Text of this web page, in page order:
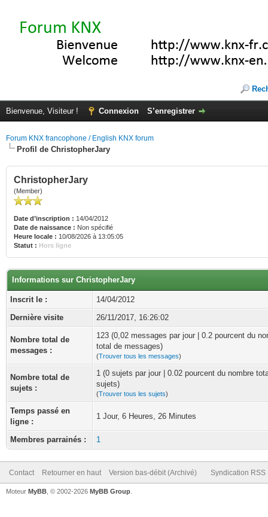
Bienvenue, Visiteur ! Connexion S’enregistrer
Forum KNX francophone / English KNX forum
Profil de ChristopherJary
ChristopherJary
(Member)
Date d’inscription : 14/04/2012
Date de naissance : Non spécifié
Heure locale : 10/08/2026 à 13:05:05
Statut : Hors ligne
Informations sur ChristopherJary
Inscrit le :
14/04/2012
Dernière visite
26/11/2017, 16:26:02
Nombre total de
messages :
123 (0,02 messages par jour | 0.2 pourcent du
total de messages)
(Trouver tous les messages)
Nombre total de
sujets :
1 (0 sujets par jour | 0.02 pourcent du nombre
sujets)
(Trouver tous les sujets)
Temps passé en
ligne :
1 Jour, 6 Heures, 26 Minutes
Membres parrainés : 1
Contact Retourner en haut Version bas-débit (Archivé) Syndication RSS
Moteur MyBB , © 2002-2026 MyBB Group